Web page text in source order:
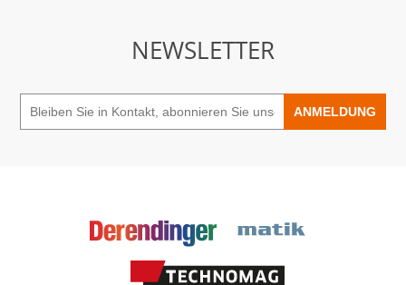
NEWSLETTER
ANMELDUNG